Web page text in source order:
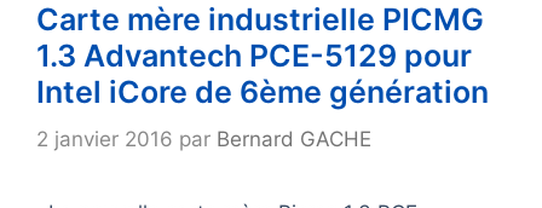
Carte mère industrielle PICMG
1.3 Advantech PCE-5129 pour
Intel iCore de 6ème génération
2 janvier 2016 par Bernard GACHE